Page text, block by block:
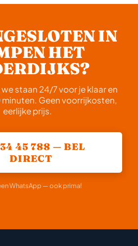
slot zelf al defect is, kan
IN
HET
staan 24/7 voor je klaar en
minuten. Geen voorrijkosten,
eerlijke prijs.
45 788 — BEL
DIRECT
WhatsApp — ook prima!